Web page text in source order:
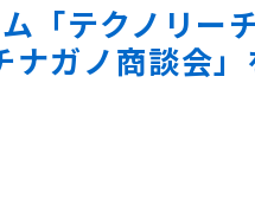
「テクノリー
ナガノ商談会」